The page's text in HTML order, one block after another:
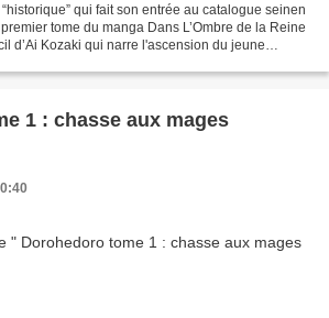
qui fait son entrée au catalogue seinen
tome du manga Dans L’Ombre de la Reine
d’Ai Kozaki qui narre l'ascension du jeune
1 : chasse aux mages